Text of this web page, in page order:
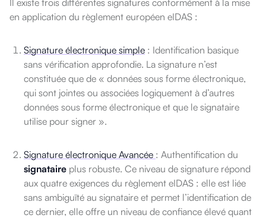
Il existe trois différentes signatures conformément à la mise
en application du règlement européen eIDAS :
Signature électronique simple : Identification basique
sans vérification approfondie. La signature n’est
constituée que de « données sous forme électronique,
qui sont jointes ou associées logiquement à d’autres
données sous forme électronique et que le signataire
utilise pour signer ».
Signature électronique Avancée : Authentification du
signataire plus robuste. Ce niveau de signature répond
aux quatre exigences du règlement eIDAS : elle est liée
sans ambiguïté au signataire et permet l’identification de
ce dernier, elle offre un niveau de confiance élevé quant